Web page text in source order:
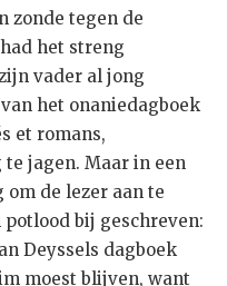
zonde tegen de
het streng
vader al jong
het onaniedagboek
et romans,
jagen. Maar in een
de lezer aan te
bij geschreven:
Deyssels dagboek
moest blijven, want